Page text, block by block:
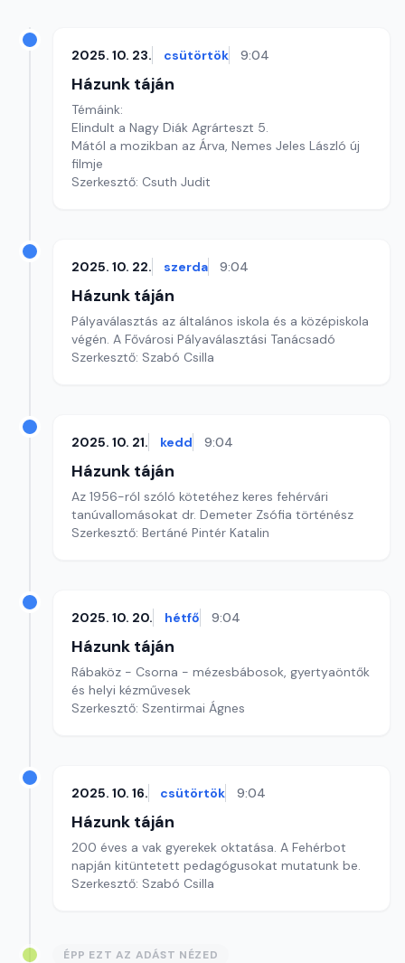
2025. 10. 23. csütörtök 9:04
Házunk táján
Témáink:
Elindult a Nagy Diák Agrárteszt 5.
Mától a mozikban az Árva, Nemes Jeles László új
filmje
Szerkesztő: Csuth Judit
2025. 10. 22. szerda 9:04
Házunk táján
Pályaválasztás az általános iskola és a középiskola
végén. A Fővárosi Pályaválasztási Tanácsadó
Szerkesztő: Szabó Csilla
2025. 10. 21. kedd 9:04
Házunk táján
Az 1956-ról szóló kötetéhez keres fehérvári
tanúvallomásokat dr. Demeter Zsófia történész
Szerkesztő: Bertáné Pintér Katalin
2025. 10. 20. hétfő 9:04
Házunk táján
Rábaköz - Csorna - mézesbábosok, gyertyaöntők
és helyi kézművesek
Szerkesztő: Szentirmai Ágnes
2025. 10. 16. csütörtök 9:04
Házunk táján
200 éves a vak gyerekek oktatása. A Fehérbot
napján kitüntetett pedagógusokat mutatunk be.
Szerkesztő: Szabó Csilla
ÉPP EZT AZ ADÁST NÉZED